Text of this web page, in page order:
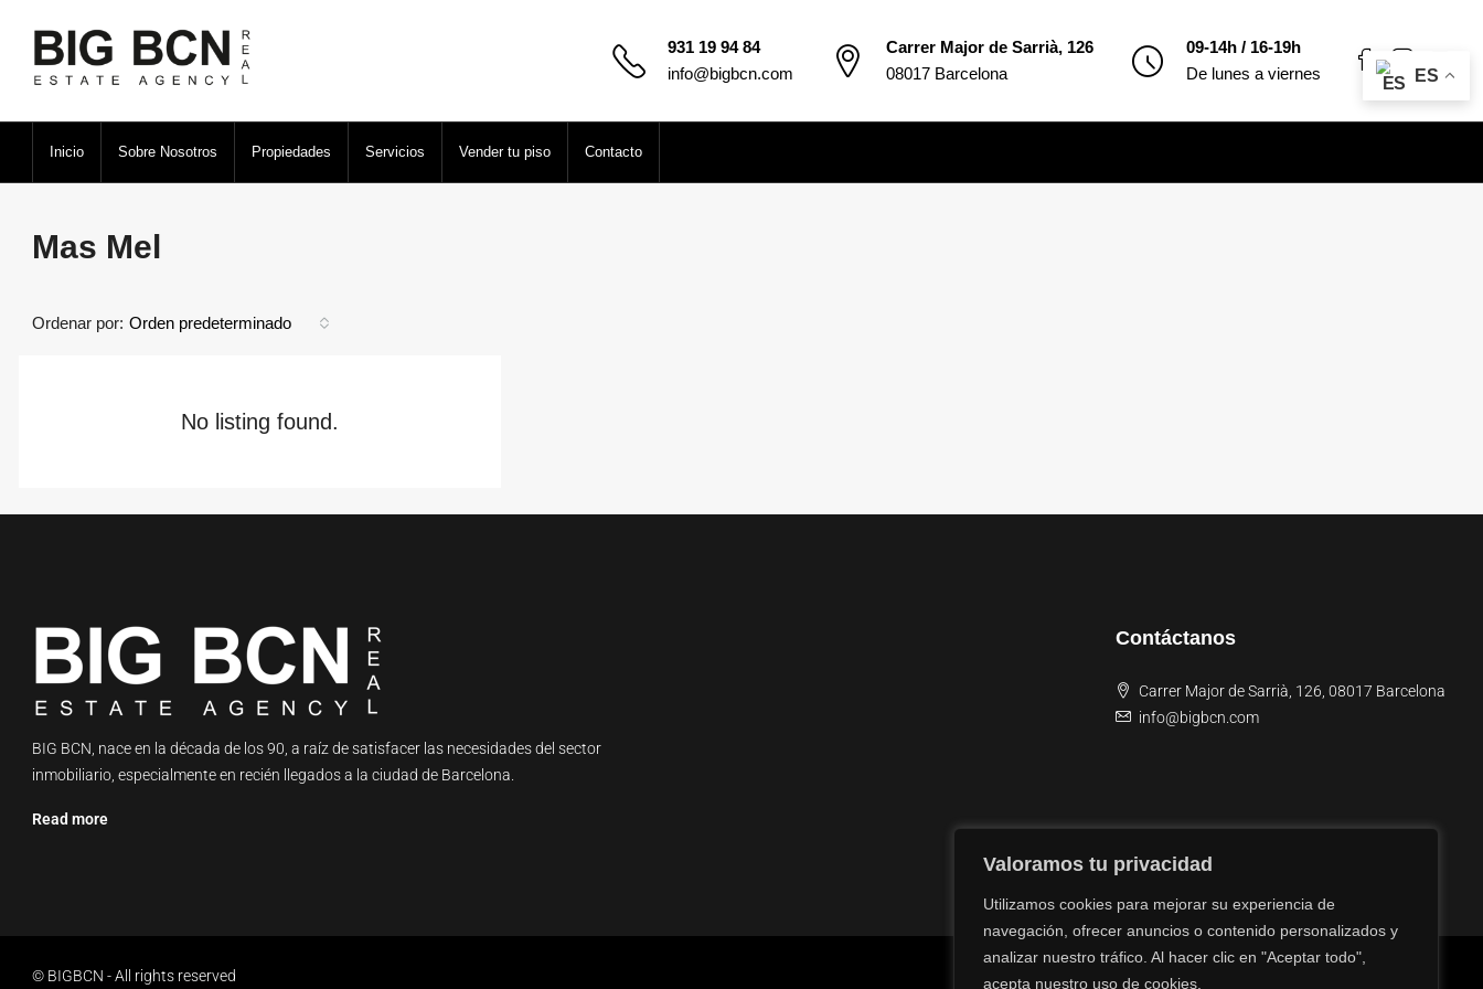
Valoramos tu privacidad
Utilizamos cookies para mejorar su experiencia de
navegación, ofrecer anuncios o contenido personalizados y
analizar nuestro tráfico. Al hacer clic en "Aceptar todo",
acepta nuestro uso de cookies.
931 19 94 84
info@bigbcn.com
Carrer Major de Sarrià, 126
08017 Barcelona
09-14h / 16-19h
De lunes a viernes
Inicio Sobre Nosotros Propiedades Servicios Vender tu piso Contacto
Mas Mel
Ordenar por: Orden predeterminado
No listing found.
BIG BCN, nace en la década de los 90, a raíz de satisfacer las necesidades del sector
inmobiliario, especialmente en recién llegados a la ciudad de Barcelona.
Read more
Contáctanos
Carrer Major de Sarrià, 126, 08017 Barcelona
info@bigbcn.com
© BIGBCN - All rights reserved
ES